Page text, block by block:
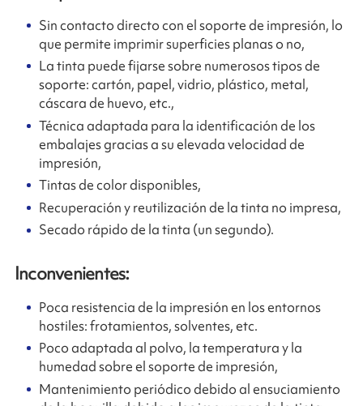
Sin contacto directo con el soporte de impresión, lo
que permite imprimir superficies planas o no,
La tinta puede fijarse sobre numerosos tipos de
soporte: cartón, papel, vidrio, plástico, metal,
cáscara de huevo, etc.,
Técnica adaptada para la identificación de los
embalajes gracias a su elevada velocidad de
impresión,
Tintas de color disponibles,
Recuperación y reutilización de la tinta no impresa,
Secado rápido de la tinta (un segundo).
Inconvenientes:
Poca resistencia de la impresión en los entornos
hostiles: frotamientos, solventes, etc.
Poco adaptada al polvo, la temperatura y la
humedad sobre el soporte de impresión,
Mantenimiento periódico debido al ensuciamiento